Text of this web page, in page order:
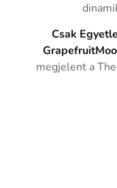
Csak
megjelent a